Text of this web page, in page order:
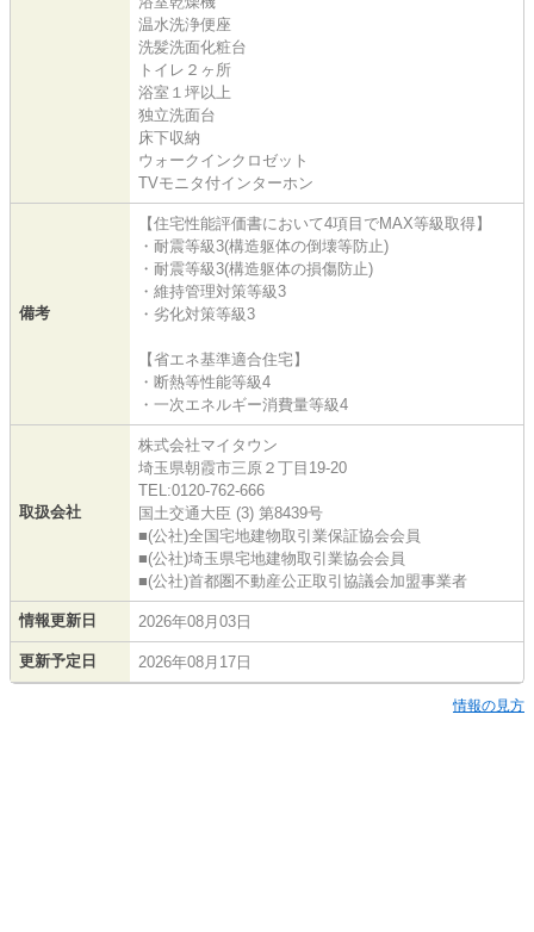
温水洗浄便座
洗髪洗面化粧台
トイレ２ヶ所
浴室１坪以上
独立洗面台
床下収納
ウォークインクロゼット
TVモニタ付インターホン
備考
【住宅性能評価書において4項目でMAX等級取得】
・耐震等級3(構造躯体の倒壊等防止)
・耐震等級3(構造躯体の損傷防止)
・維持管理対策等級3
・劣化対策等級3
【省エネ基準適合住宅】
・断熱等性能等級4
・一次エネルギー消費量等級4
取扱会社
株式会社マイタウン
埼玉県朝霞市三原２丁目19-20
TEL:0120-762-666
国土交通大臣 (3) 第8439号
■(公社)全国宅地建物取引業保証協会会員
■(公社)埼玉県宅地建物取引業協会会員
■(公社)首都圏不動産公正取引協議会加盟事業者
情報更新日 2026年08月03日
更新予定日 2026年08月17日
情報の見方